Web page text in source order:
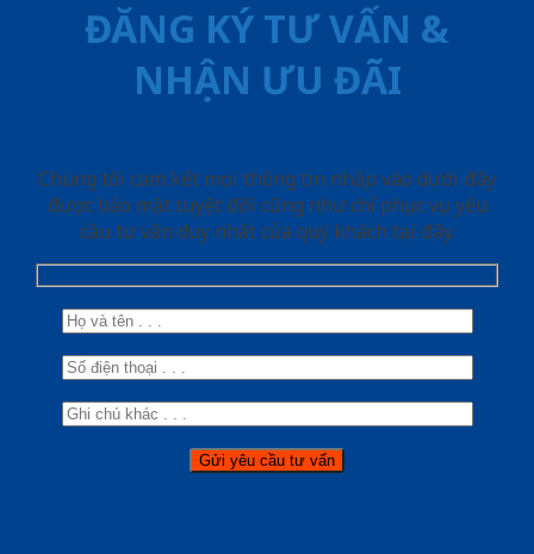
ĐĂNG KÝ TƯ VẤN &
NHẬN ƯU ĐÃI
Chúng tôi cam kết mọi thông tin nhập vào dưới đây
được bảo mật tuyệt đối cũng như chỉ phục vụ yêu
cầu tư vấn duy nhất của quý khách tại đây.